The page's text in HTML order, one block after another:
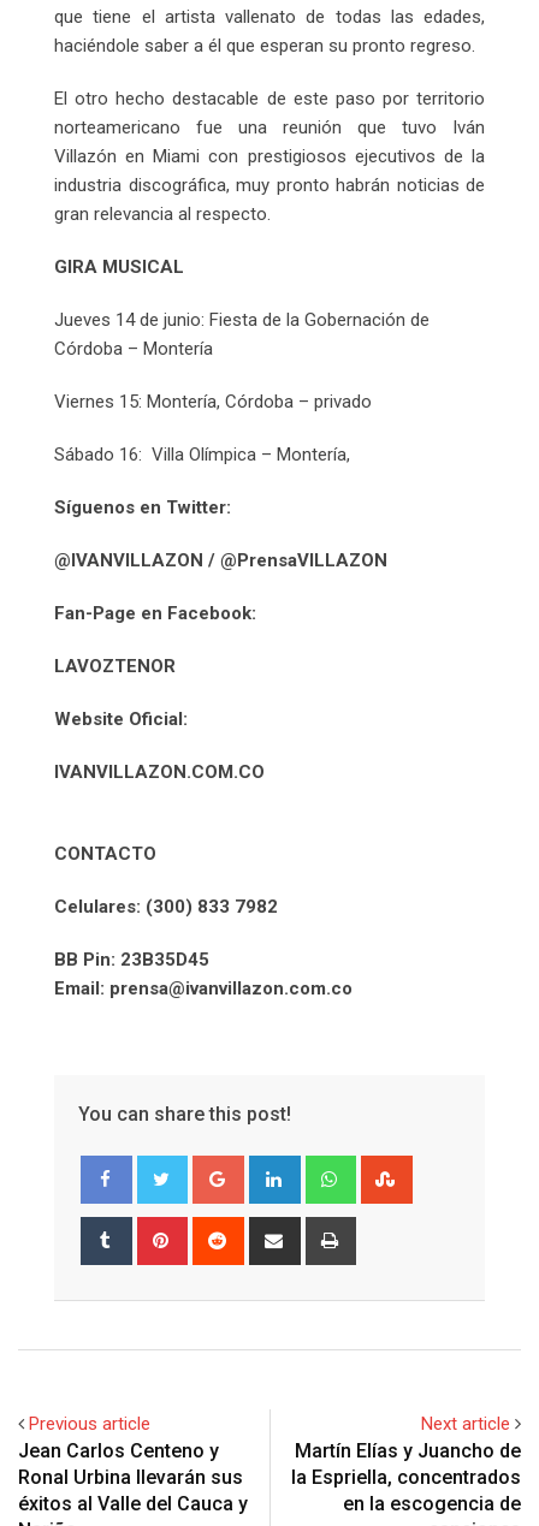
que tiene el artista vallenato de todas las edades,
haciéndole saber a él que esperan su pronto regreso.
El otro hecho destacable de este paso por territorio
norteamericano fue una reunión que tuvo Iván
Villazón en Miami con prestigiosos ejecutivos de la
industria discográfica, muy pronto habrán noticias de
gran relevancia al respecto.
GIRA MUSICAL
Jueves 14 de junio: Fiesta de la Gobernación de
Córdoba – Montería
Viernes 15: Montería, Córdoba – privado
Sábado 16: Villa Olímpica – Montería,
Síguenos en Twitter:
@IVANVILLAZON / @PrensaVILLAZON
Fan-Page en Facebook:
LAVOZTENOR
Website Oficial:
IVANVILLAZON.COM.CO
CONTACTO
Celulares: (300) 833 7982
BB Pin: 23B35D45
Email: prensa@ivanvillazon.com.co
You can share this post!
Google+ LinkedIn Whatsapp
Tumblr Pinterest Reddit
Share
Previous article
Jean Carlos Centeno y
Ronal Urbina llevarán sus
éxitos al Valle del Cauca y
Next article
Martín Elías y Juancho de
la Espriella, concentrados
en la escogencia de